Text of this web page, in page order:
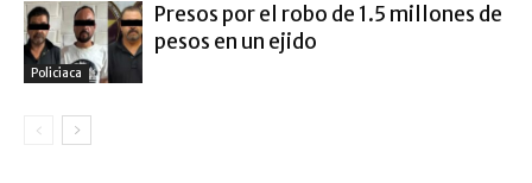
Policiaca
Presos por el robo de 1.5 millones de
pesos en un ejido